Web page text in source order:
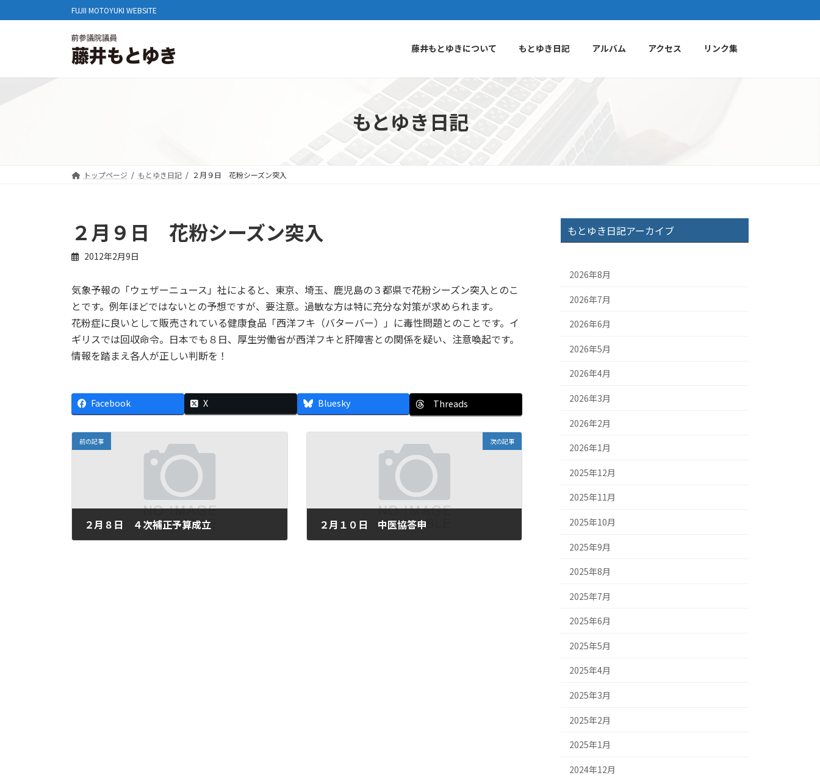
ン
へ
ビ
ョ
FUJII MOTOYUKI WEBSITE
藤井もとゆきについて もとゆき日記 アルバム アクセス リンク集
もとゆき日記
トップページ もとゆき日記 ２月９日 花粉シーズン突入
２月９日 花粉シーズン突入
2012年2月9日
気象予報の「ウェザーニュース」社によると、東京、埼玉、鹿児島の３都県で花粉シーズン突入とのこ
とです。例年ほどではないとの予想ですが、要注意。過敏な方は特に充分な対策が求められます。
花粉症に良いとして販売されている健康食品「西洋フキ（バターバー）」に毒性問題とのことです。イ
ギリスでは回収命令。日本でも８日、厚生労働省が西洋フキと肝障害との関係を疑い、注意喚起です。
情報を踏まえ各人が正しい判断を！
Facebook X Bluesky Threads
前の記事
２月８日 ４次補正予算成立
次の記事
２月１０日 中医協答申
もとゆき日記アーカイブ
2026年8月
2026年7月
2026年6月
2026年5月
2026年4月
2026年3月
2026年2月
2026年1月
2025年12月
2025年11月
2025年10月
2025年9月
2025年8月
2025年7月
2025年6月
2025年5月
2025年4月
2025年3月
2025年2月
2025年1月
2024年12月